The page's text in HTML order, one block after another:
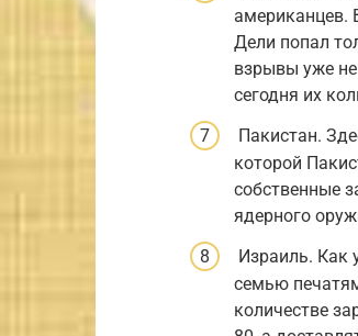
американцев.
Дели попал
взрывы уже
сегодня их
Пакистан.
которой
собственные
ядерного
Израиль. Как
семью
количестве